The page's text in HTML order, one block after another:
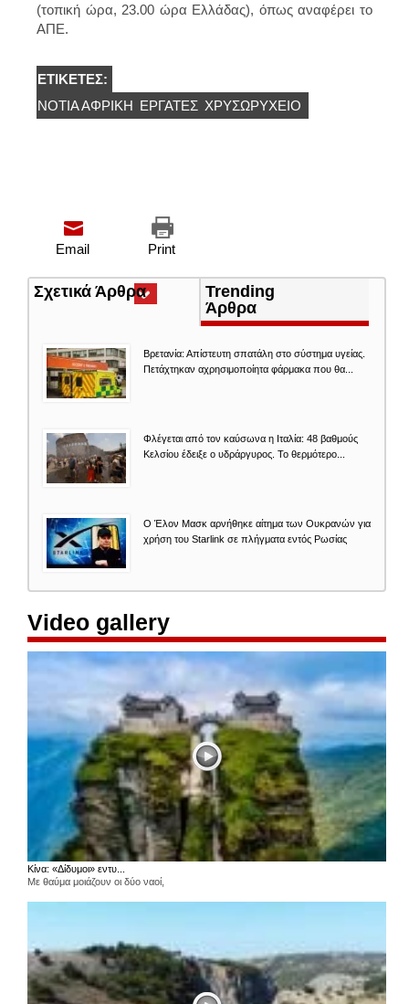
(τοπική ώρα, 23.00 ώρα Ελλάδας), όπως αναφέρει το
ΑΠΕ.
ΕΤΙΚΈΤΕΣ:
ΝΌΤΙΑ ΑΦΡΙΚΉ ΕΡΓΆΤΕΣ ΧΡΥΣΩΡΥΧΕΙΟ
Print
Email
Σχετικά Άρθρα(ενεργή
καρτέλα)
Trending
Άρθρα
Βρετανία: Απίστευτη σπατάλη στο σύστημα υγείας.
Πετάχτηκαν αχρησιμοποίητα φάρμακα που θα...
Φλέγεται από τον καύσωνα η Ιταλία: 48 βαθμούς
Κελσίου έδειξε ο υδράργυρος. Το θερμότερο...
O Έλον Mασκ αρνήθηκε αίτημα των Ουκρανών για
χρήση του Starlink σε πλήγματα εντός Ρωσίας
Video gallery
Κίνα: «Δίδυμοι» εντυ...
Με θαύμα μοιάζουν οι δύο ναοί,